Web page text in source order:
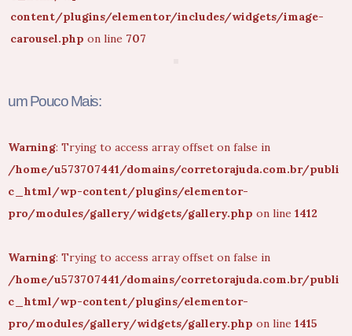
content/plugins/elementor/includes/widgets/image-
carousel.php on line 707
um Pouco Mais:
Warning: Trying to access array offset on false in
/home/u573707441/domains/corretorajuda.com.br/publi
c_html/wp-content/plugins/elementor-
pro/modules/gallery/widgets/gallery.php on line 1412
Warning: Trying to access array offset on false in
/home/u573707441/domains/corretorajuda.com.br/publi
c_html/wp-content/plugins/elementor-
pro/modules/gallery/widgets/gallery.php on line 1415